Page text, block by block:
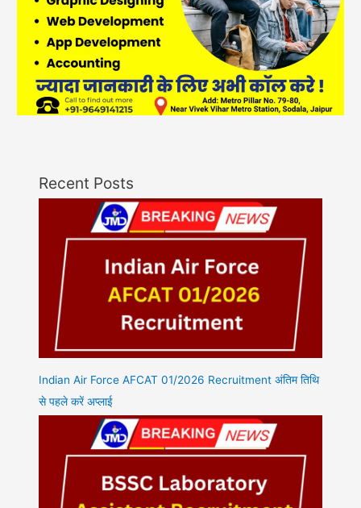
Recent Posts
Indian Air Force AFCAT 01/2026 Recruitment अंतिम तिथि
से पहले करें अप्लाई